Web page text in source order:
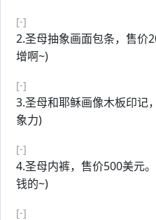
[-]
2.圣母抽象画面包条，售价
增啊~)
[-]
3.圣母和耶稣画像木板印记
象力)
[-]
4.圣母内裤，售价500美元
钱的~)
[-]